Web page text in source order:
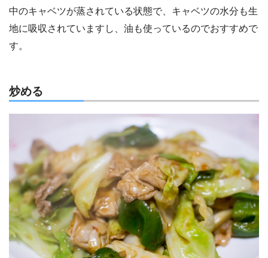
中のキャベツが蒸されている状態で、キャベツの水分も生
地に吸収されていますし、油も使っているのでおすすめで
す。
炒める